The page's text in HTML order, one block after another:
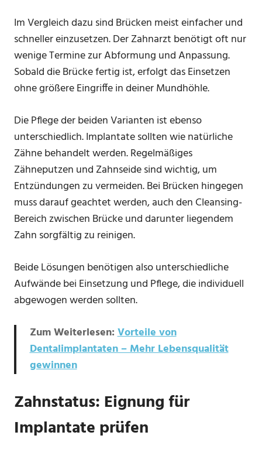
Im Vergleich dazu sind Brücken meist einfacher und
schneller einzusetzen. Der Zahnarzt benötigt oft nur
wenige Termine zur Abformung und Anpassung.
Sobald die Brücke fertig ist, erfolgt das Einsetzen
ohne größere Eingriffe in deiner Mundhöhle.
Die Pflege der beiden Varianten ist ebenso
unterschiedlich. Implantate sollten wie natürliche
Zähne behandelt werden. Regelmäßiges
Zähneputzen und Zahnseide sind wichtig, um
Entzündungen zu vermeiden. Bei Brücken hingegen
muss darauf geachtet werden, auch den Cleansing-
Bereich zwischen Brücke und darunter liegendem
Zahn sorgfältig zu reinigen.
Beide Lösungen benötigen also unterschiedliche
Aufwände bei Einsetzung und Pflege, die individuell
abgewogen werden sollten.
Zum Weiterlesen:Vorteile von
Dentalimplantaten – Mehr Lebensqualität
gewinnen
Zahnstatus: Eignung für
Implantate prüfen